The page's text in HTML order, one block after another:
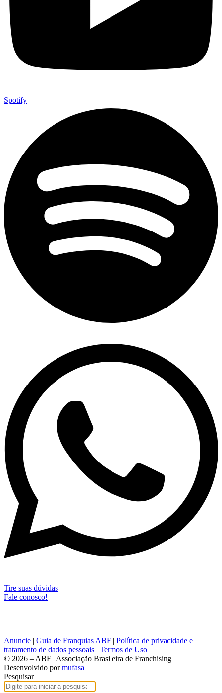
Spotify
Tire suas dúvidas
Fale conosco!
Anuncie | Guia de Franquias ABF | Política de privacidade e
tratamento de dados pessoais | Termos de Uso
© 2026 – ABF | Associação Brasileira de Franchising
Desenvolvido pormufasa
Pesquisar